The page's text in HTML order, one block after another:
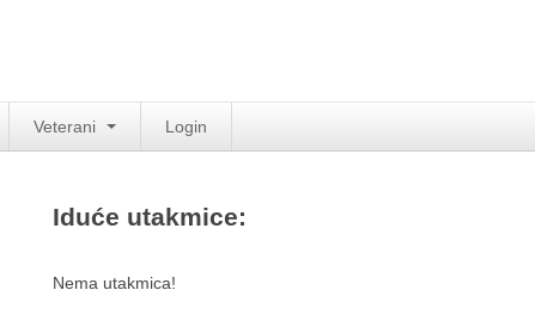
Veterani Login
Iduće utakmice:
Nema utakmica!